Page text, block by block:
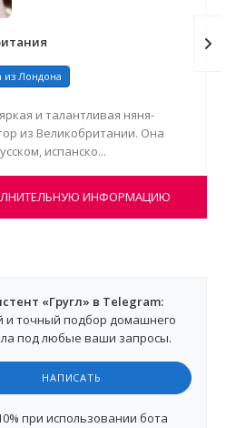
из Лондона
и талантливая няня-
из Великобритании. Она
испанско...
ИНФОРМАЦИЮ
«Гругл» в Telegram:
и точный подбор домашнего
под любые ваши запросы.
НАПИСАТЬ
при использовании бота